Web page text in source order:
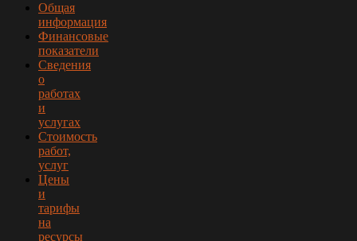
Общая
информация
Финансовые
показатели
Сведения
о
работах
и
услугах
Стоимость
работ,
услуг
Цены
и
тарифы
на
ресурсы